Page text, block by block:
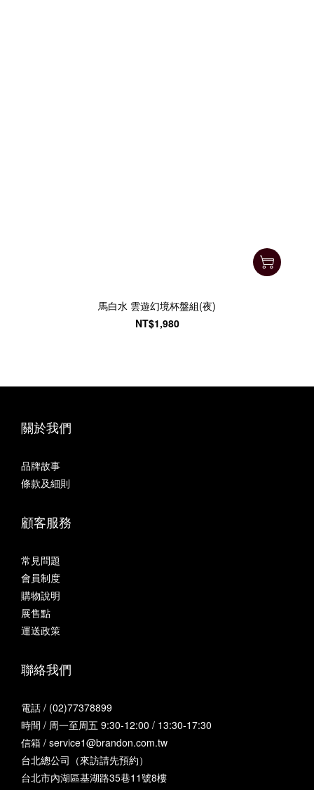
馬白水 雲遊幻境杯盤組(夜)
NT$1,980
關於我們
品牌故事
條款及細則
顧客服務
常見問題
會員制度
購物說明
展售點
運送政策
聯絡我們
電話 / (02)77378899
時間 / 周一至周五 9:30-12:00 / 13:30-17:30
信箱 / service1@brandon.com.tw
台北總公司（來訪請先預約）
台北市內湖區基湖路35巷11號8樓